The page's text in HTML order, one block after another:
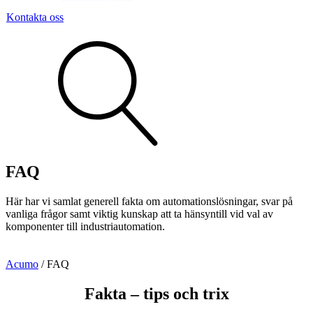
Kontakta oss
Se alla leverantörer
Vi hjälper gärna till!
Teknisk support
Offertförfrågan
FAQ
Här har vi samlat generell fakta om automationslösningar, svar på
vanliga frågor samt viktig kunskap att ta hänsyntill vid val av
komponenter till industriautomation.
Acumo /FAQ
Fakta – tips och trix